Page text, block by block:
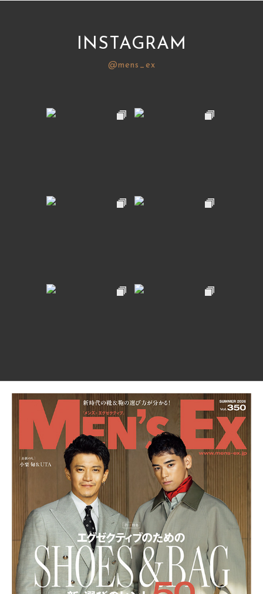
INSTAGRAM
@mens_ex